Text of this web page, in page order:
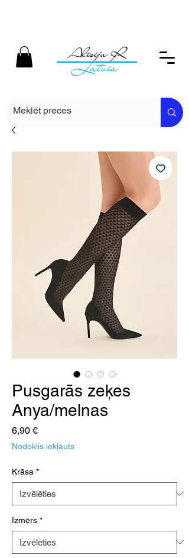
Pusgarās zeķes
Anya/melnas
6,90 €Cena
Nodoklis iekļauts
Krāsa *
Izmērs *